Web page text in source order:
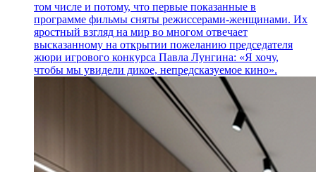
том числе и потому, что первые показанные в
программе фильмы сняты режиссерами-женщинами. Их
яростный взгляд на мир во многом отвечает
высказанному на открытии пожеланию председателя
жюри игрового конкурса Павла Лунгина: «Я хочу,
чтобы мы увидели дикое, непредсказуемое кино».